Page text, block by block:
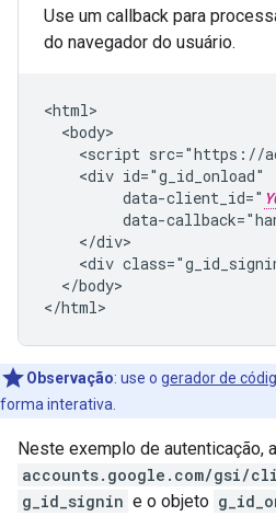
Use um callback para
do navegador do usuário.
<html>
  <body>
<script src="https://
    <div id="g_id_onload"
         data-client_id="
data-
    </div>
<div
  </body>
Observação: use o gerador de
forma interativa.
Neste exemplo de autenticação,
accounts.google.com/gsi/
g_id_signin e o objeto